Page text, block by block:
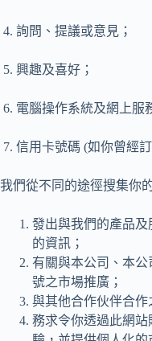
4. 詢問、提議或意見；
5. 興趣及喜好；
6. 電腦操作系統及網上服
7. 信用卡號碼 (如你曾經
我們從不同的途徑搜集你
發出與我們的產品
的資訊；
有關與本公司、本
號之市場推廣；
與其他合作伙伴合作
務求令你透過此網